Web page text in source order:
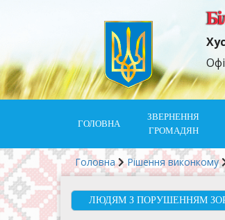
ГОЛОВНА
ЗВЕРНЕННЯ
ГРОМАДЯН
Головна Рішення виконкому
ЛЮДЯМ З ПОРУШЕННЯМ